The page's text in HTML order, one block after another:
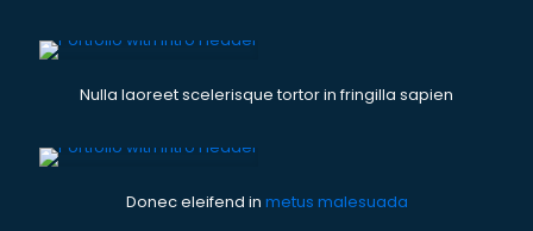
Nulla laoreet scelerisque tortor in fringilla sapien
Donec eleifend in metus malesuada